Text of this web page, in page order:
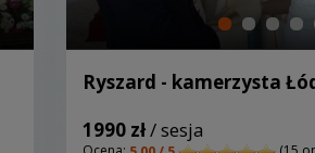
Ryszard - kamerzysta
1990 zł/ sesja